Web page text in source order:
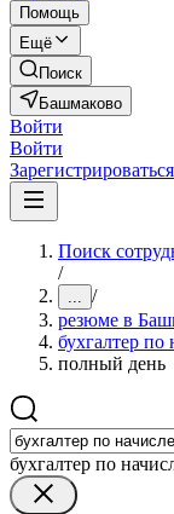
Помощь
Ещё
Поиск
Башмаково
Войти
Войти
Зарегистрироваться
Поиск
/
... /
резюме в
бухгалтер
полный день
бухгалтер по